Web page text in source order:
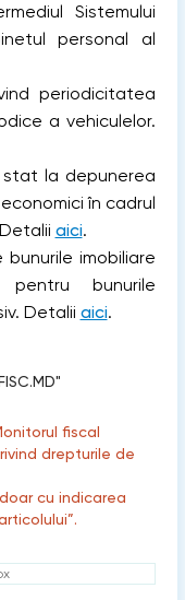
Sistemului
personal al
periodicitatea
a vehiculelor.
la depunerea
în cadrul
aici.
imobiliare
bunurile
Detalii aici.
fiscal
drepturile de
cu indicarea